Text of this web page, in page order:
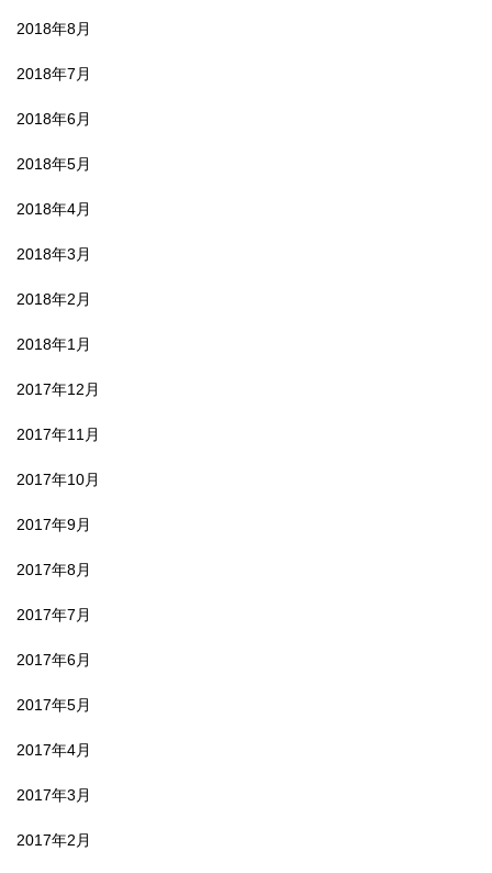
2018年8月
2018年7月
2018年6月
2018年5月
2018年4月
2018年3月
2018年2月
2018年1月
2017年12月
2017年11月
2017年10月
2017年9月
2017年8月
2017年7月
2017年6月
2017年5月
2017年4月
2017年3月
2017年2月